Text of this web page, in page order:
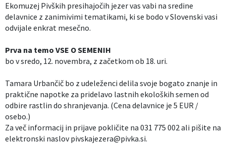
Ekomuzej Pivških presihajočih jezer vas vabi na sredine
delavnice z zanimivimi tematikami, ki se bodo v Slovenski vasi
odvijale enkrat mesečno.
Prva na temo VSE O SEMENIH
bo v sredo, 12. novembra, z začetkom ob 18. uri.
Tamara Urbančič bo z udeleženci delila svoje bogato znanje in
praktične napotke za pridelavo lastnih ekoloških semen od
odbire rastlin do shranjevanja. (Cena delavnice je 5 EUR /
osebo.)
Za več informacij in prijave pokličite na 031 775 002 ali pišite na
elektronski naslov pivskajezera@pivka.si.
Izobraževanje
Sociala in zdravstvo
Skupna občinska uprava